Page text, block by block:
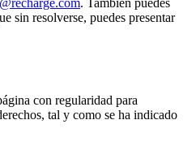
sin resolverse, puedes presentar
con regularidad para
tal y como se ha indicado